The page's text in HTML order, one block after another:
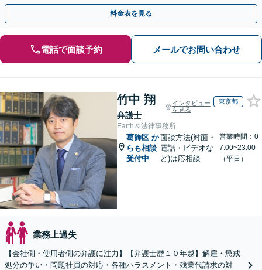
対応／従業員トラブルはお任せください【顧問契約あり】
料金表を見る
電話で面談予約 メールでお問い合わせ
竹中 翔
弁護士
インタビュー
を見る
東京都
Earth＆法律事務所
葛飾区 か
らも相談
受付中
面談方法(対面・
電話・ビデオな
ど)は応相談
営業時間：0
7:00~23:00
（平日）
業務上過失
【会社側・使用者側の弁護に注力】【弁護士歴１０年越】解雇・懲戒
処分の争い・問題社員の対応・各種ハラスメント・残業代請求の対